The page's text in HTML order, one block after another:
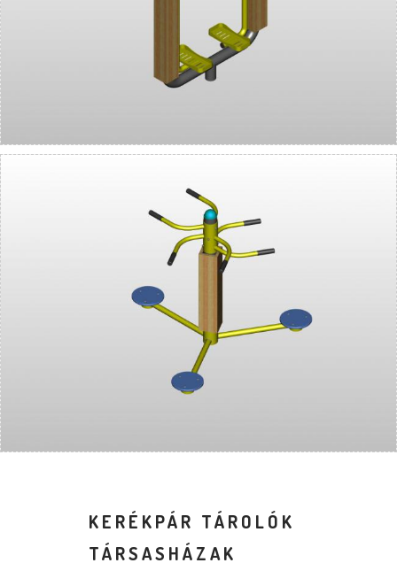
KERÉKPÁR TÁROLÓK
TÁRSASHÁZAK